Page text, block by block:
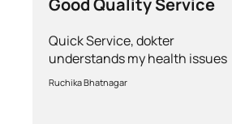
Good Quality Service
Quick Service, dokter
understands my health issues
and good diagnosis
Ruchika Bhatnagar